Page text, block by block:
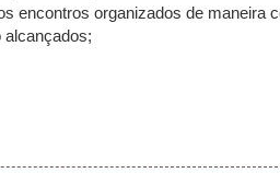
encontros organizados de maneira
alcançados;